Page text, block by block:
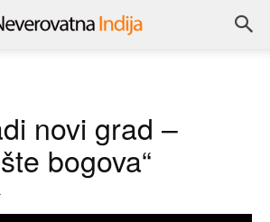
novi grad –
bogova“